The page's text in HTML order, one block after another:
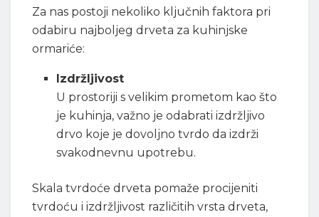
Za nas postoji nekoliko ključnih faktora pri
odabiru najboljeg drveta za kuhinjske
ormariće:
Izdržljivost
U prostoriji s velikim prometom kao što
je kuhinja, važno je odabrati izdržljivo
drvo koje je dovoljno tvrdo da izdrži
svakodnevnu upotrebu.
Skala tvrdoće drveta pomaže procijeniti
tvrdoću i izdržljivost različitih vrsta drveta,